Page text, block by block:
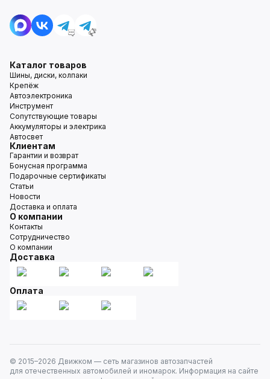
Каталог товаров
Шины, диски, колпаки
Крепёж
Автоэлектроника
Инструмент
Сопутствующие товары
Аккумуляторы и электрика
Автосвет
Клиентам
Гарантии и возврат
Бонусная программа
Подарочные сертификаты
Статьи
Новости
Доставка и оплата
О компании
Контакты
Сотрудничество
О компании
Доставка
Оплата
© 2015–2026 Движком — сеть магазинов автозапчастей
для отечественных автомобилей и иномарок. Информация на сайте